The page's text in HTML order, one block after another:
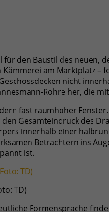
den Baustil des
am Marktplatz
nicht
Rohre her, die
fast raumhoher
Gesamteindruck des
innerhalb einer
Betrachtern ins
ist.
TD)
Formensprache